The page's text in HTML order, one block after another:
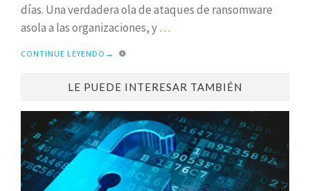
días. Una verdadera ola de ataques de ransomware
asola a las organizaciones, y…
CONTINUE LEYENDO →
LE PUEDE INTERESAR TAMBIÉN